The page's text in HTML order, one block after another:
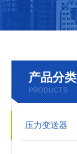
产品分类
PRODUCTS
压力变送器